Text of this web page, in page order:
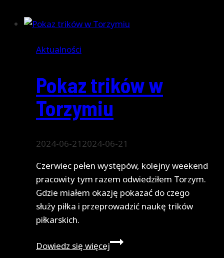
2024
Aktualności
Pokaz trików w
Torzymiu
2024-06-212024-06-21
Czerwiec pełen występów, kolejny weekend
pracowity tym razem odwiedziłem Torzym.
Gdzie miałem okazję pokazać do czego
służy piłka i przeprowadzić naukę trików
piłkarskich.
Dowiedz się więcejPokaz